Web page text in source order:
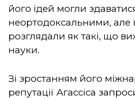
його ідей могли
неортодоксальними, але
розглядали як такі, що
науки.
Зі зростанням його
репутації Агассіса